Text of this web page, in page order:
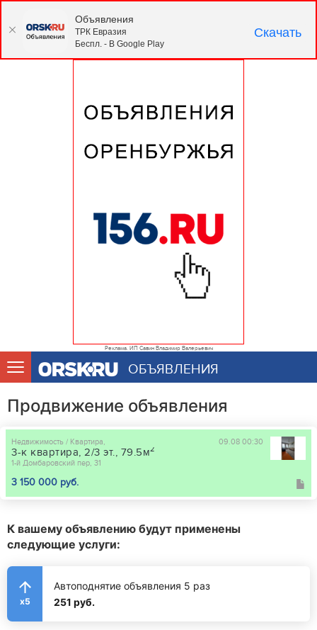
Реклама. ИП Савин Владимир Валерьевич
ОБЪЯВЛЕНИЯ
Продвижение объявления
09.08 00:30
Недвижимость / Квартира,
3-к квартира, 2/3 эт., 79.5м2
1-й Домбаровский пер, 31
3 150 000 руб.
К вашему объявлению будут применены
следующие услуги:
x5
Автоподнятие объявления 5 раз
251 руб.
Объявления
ТРК Евразия
Беспл. - В Google Play
Скачать